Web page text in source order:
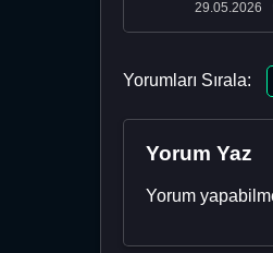
29.05.2026
Yorumları Sırala:
Yorum Yaz
Yorum